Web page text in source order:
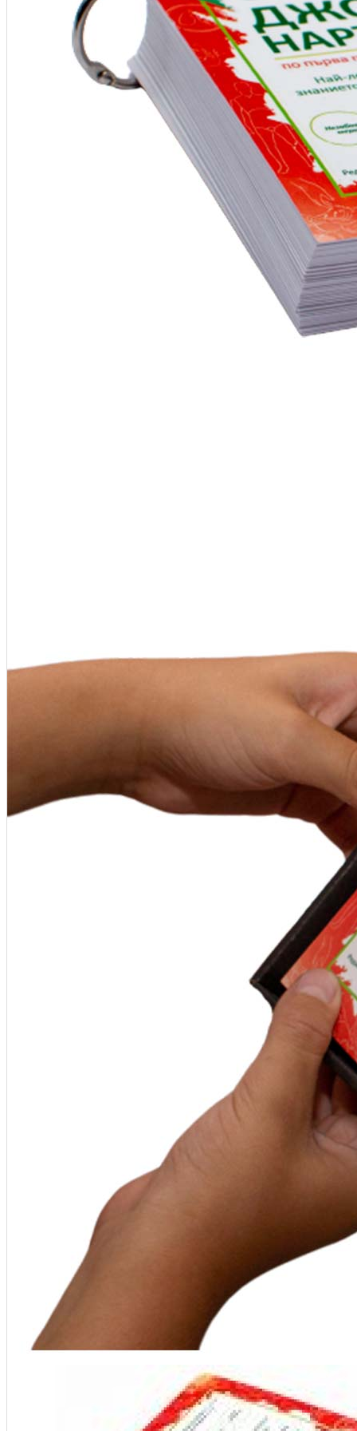
AED / Ресусцитация
IFAK / TRAUMA / АПТЕЧКИ
Евакуация / Обездвижване
Учебна екипировка
Чанти за парамедици